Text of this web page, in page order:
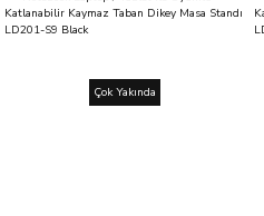
Çok Yakında